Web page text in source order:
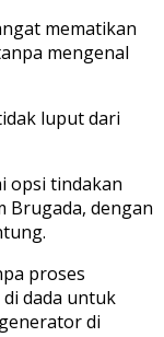
mematikan
mengenal
luput dari
opsi tindakan
Brugada, dengan
proses
dada untuk
di